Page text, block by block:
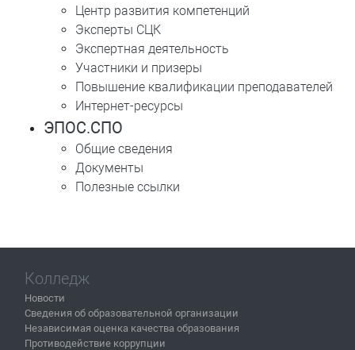
Центр развития компетенций
Эксперты СЦК
Экспертная деятельность
Участники и призеры
Повышение квалификации преподавателей
Интернет-ресурсы
ЭПОС.СПО
Общие сведения
Документы
Полезные ссылки
Колледж
Новости
Сведения об образовательной организации
Независимая оценка качества образования
Противодействие коррупции